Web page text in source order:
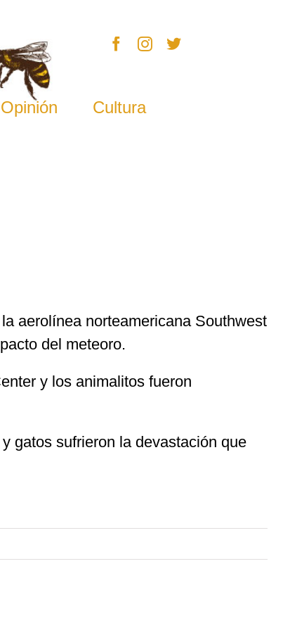
Opinión Cultura
aerolínea norteamericana Southwest
del meteoro.
y los animalitos fueron
gatos sufrieron la devastación que